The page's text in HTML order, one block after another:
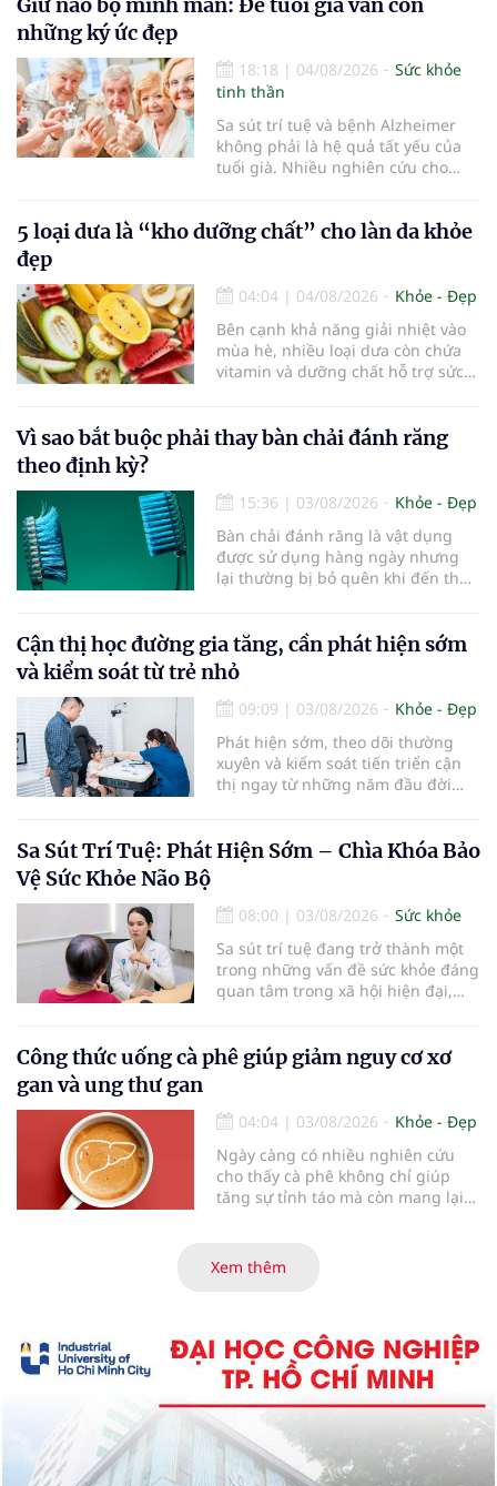
viện Bạch Mai cơ sở Ninh Bình.
những ký ức đẹp
18:18 | 04/08/2026
Sức khỏe
tinh thần
Sa sút trí tuệ và bệnh Alzheimer
không phải là hệ quả tất yếu của
tuổi già. Nhiều nghiên cứu cho
rèn luyện trí não mỗi ngày có thể
tuổi gìn giữ trí nhớ và sống độc lập
5 loại dưa là “kho dưỡng chất” cho làn da khỏe
đẹp
04:04 | 04/08/2026
Khỏe - Đẹp
Bên cạnh khả năng giải nhiệt vào
mùa hè, nhiều loại dưa còn chứa
vitamin và dưỡng chất hỗ trợ sức
Vì sao bắt buộc phải thay bàn chải đánh răng
theo định kỳ?
15:36 | 03/08/2026
Khỏe - Đẹp
Bàn chải đánh răng là vật dụng
được sử dụng hàng ngày nhưng
lại thường bị bỏ quên khi đến thời
bàn chải quá lâu có thể làm giảm
hiệu quả làm sạch và ảnh hưởng
đến sức khỏe răng miệng...
Cận thị học đường gia tăng, cần phát hiện sớm
và kiểm soát từ trẻ nhỏ
09:09 | 03/08/2026
Khỏe - Đẹp
Phát hiện sớm, theo dõi thường
xuyên và kiểm soát tiến triển cận
thị ngay từ những năm đầu đời
trẻ. Đây cũng là định hướng của
Trung tâm Nhãn nhi và Kiểm soát
Đô đưa vào hoạt động ngày 1/8.
Sa Sút Trí Tuệ: Phát Hiện Sớm – Chìa Khóa Bảo
Vệ Sức Khỏe Não Bộ
08:00 | 03/08/2026
Sức khỏe
Sa sút trí tuệ đang trở thành một
trong những vấn đề sức khỏe đáng
quan tâm trong xã hội hiện đại,
triệu người trên thế giới đang
sống chung với bệnh, trong đó
70% trường hợp.
Công thức uống cà phê giúp giảm nguy cơ xơ
gan và ung thư gan
04:04 | 03/08/2026
Khỏe - Đẹp
Ngày càng có nhiều nghiên cứu
cho thấy cà phê không chỉ giúp
tăng sự tỉnh táo mà còn mang lại
đóng vai trò lọc độc tố, chuyển hóa
thuốc và dự trữ nhiều vitamin,
Xem thêm